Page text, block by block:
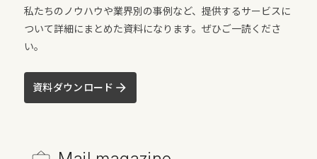
私たちのノウハウや業界別の事例など、提供するサービスに
ついて詳細にまとめた資料になります。ぜひご一読くださ
い。
資料ダウンロード